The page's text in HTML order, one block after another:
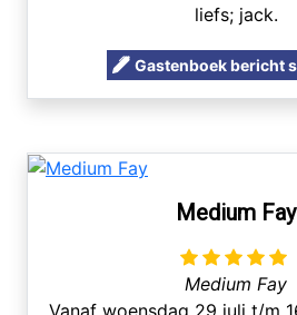
liefs; jack.
Gastenboek bericht
Medium Fay
Medium Fay